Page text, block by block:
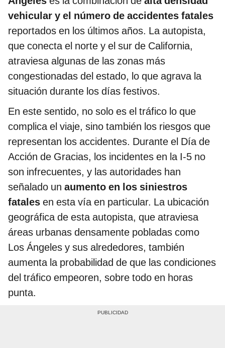
vehicular y el número de accidentes fatales
reportados en los últimos años. La autopista,
que conecta el norte y el sur de California,
atraviesa algunas de las zonas más
congestionadas del estado, lo que agrava la
situación durante los días festivos.
En este sentido, no solo es el tráfico lo que
complica el viaje, sino también los riesgos que
representan los accidentes. Durante el Día de
Acción de Gracias, los incidentes en la I-5 no
son infrecuentes, y las autoridades han
señalado un aumento en los siniestros
fatales en esta vía en particular. La ubicación
geográfica de esta autopista, que atraviesa
áreas urbanas densamente pobladas como
Los Ángeles y sus alrededores, también
aumenta la probabilidad de que las condiciones
del tráfico empeoren, sobre todo en horas
punta.